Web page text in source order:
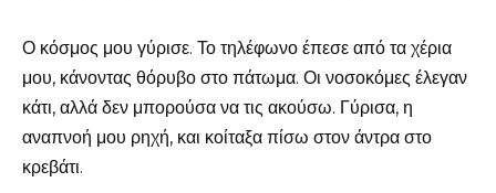
Ο κόσμος μου γύρισε. Το τηλέφωνο έπεσε από τα χέρια
μου, κάνοντας θόρυβο στο πάτωμα. Οι νοσοκόμες έλεγαν
κάτι, αλλά δεν μπορούσα να τις ακούσω. Γύρισα, η
αναπνοή μου ρηχή, και κοίταξα πίσω στον άντρα στο
κρεβάτι.